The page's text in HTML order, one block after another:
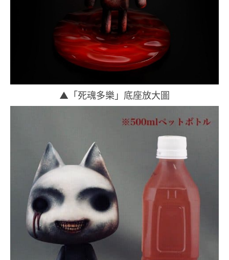
▲「死魂多樂」底座放大圖